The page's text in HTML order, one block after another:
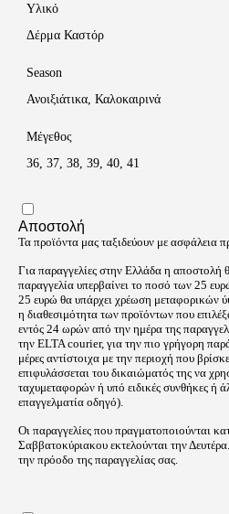
Υλικό
Δέρμα Καστόρ
Season
Ανοιξιάτικα, Καλοκαιρινά
Μέγεθος
36, 37, 38, 39, 40, 41
Αποστολή
Τα προϊόντα μας ταξιδεύουν με ασφάλεια
Για παραγγελίες στην Ελλάδα η αποστολή
παραγγελία υπερβαίνει το ποσό των 25
25 ευρώ θα υπάρχει χρέωση μεταφορικών
η διαθεσιμότητα των προϊόντων που
εντός 24 ωρών από την ημέρα της
την ELTA courier, για την πιο γρήγορη
μέρες αντίστοιχα με την περιοχή που
επιφυλάσσεται του δικαιώματός της να
ταχυμεταφορών ή υπό ειδικές συνθήκες ή
επαγγελματία οδηγό).
Οι παραγγελίες που πραγματοποιούνται
Σαββατοκύριακου εκτελούνται την
την πρόοδο της παραγγελίας σας.